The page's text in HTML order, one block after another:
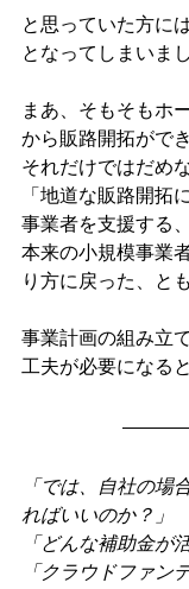
と思っていた方に
となってしまいまし
まあ、そもそもホ
から販路開拓がで
それだけではだめ
「地道な販路開拓
事業者を支援する
本来の小規模事業
り方に戻った、と
事業計画の組み立
工夫が必要になる
「では、自社の場
ればいいのか？」
「どんな補助金が
「クラウドファン